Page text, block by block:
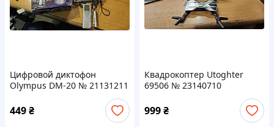
Цифровой диктофон
Olympus DM-20 № 21131211
449₴
Квадрокоптер Utoghter
69506 № 23140710
999₴